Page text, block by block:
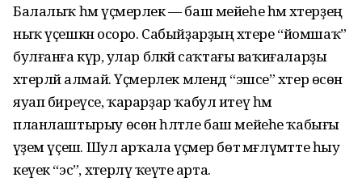
Балалыҡ һәм үҫмерлек — баш мейеһе һәм хәтерҙең
ныҡ үҫешкән осоро. Сабыйҙарҙың хәтере “йомшаҡ”
булғанға күрә, улар бәләкәй саҡтағы ваҡиғаларҙы
хәтерләй алмай. Үҫмерлек мәлендә “эшсе” хәтер өсөн
яуап биреүсе, ҡарарҙар ҡабул итеү һәм
планлаштырыу өсөн һәләтле баш мейеһе ҡабығы
әүҙем үҫешә. Шул арҡала үҫмер бөтә мәғлүмәтте һыу
кеүек “эсә”, хәтерләү ҡеүәте арта.